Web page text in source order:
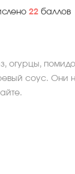
22 баллов
огурцы,
соус. Они